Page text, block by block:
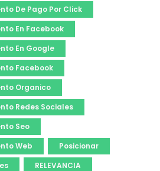
De Pago Por Click
En Facebook
En Google
Facebook
Organico
Redes Sociales
Seo
Web
Posicionar
RELEVANCIA